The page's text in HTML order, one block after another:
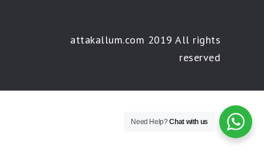
attakallum.com 2019 All rights
reserved
Need Help?Chat with us